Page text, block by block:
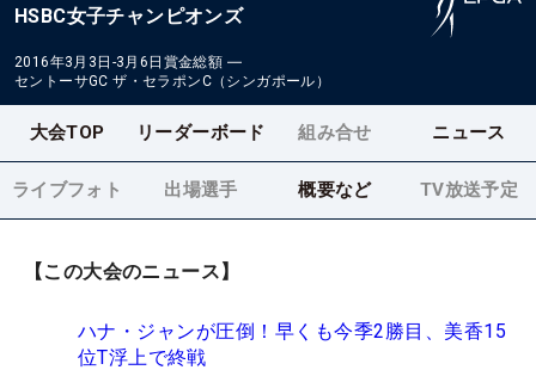
HSBC女子チャンピオンズ
2016年3月3日-3月6日 賞金総額 ―
セントーサGC ザ・セラポンC（シンガポール）
大会TOP リーダーボード 組み合せ ニュース
ライブフォト 出場選手 概要など TV放送予定
【この大会のニュース】
ハナ・ジャンが圧倒！早くも今季2勝目、美香15
位T浮上で終戦